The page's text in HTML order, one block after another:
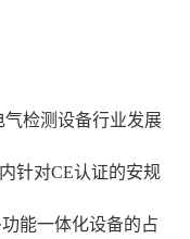
气检测设备行业发展
针对CE认证的安规
能一体化设备的占